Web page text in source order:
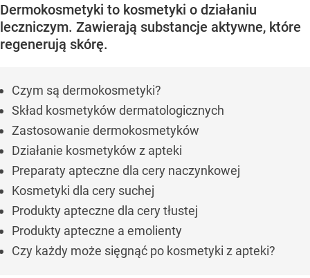
Dermokosmetyki to kosmetyki o działaniu
leczniczym. Zawierają substancje aktywne, które
regenerują skórę.
Czym są dermokosmetyki?
Skład kosmetyków dermatologicznych
Zastosowanie dermokosmetyków
Działanie kosmetyków z apteki
Preparaty apteczne dla cery naczynkowej
Kosmetyki dla cery suchej
Produkty apteczne dla cery tłustej
Produkty apteczne a emolienty
Czy każdy może sięgnąć po kosmetyki z apteki?